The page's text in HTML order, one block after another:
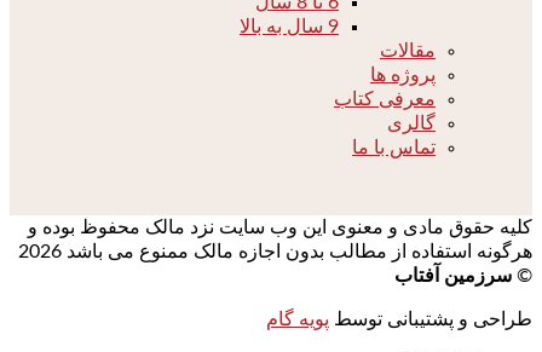
9 سال به بالا
مقالات
پروژه ها
معرفی کتاب
گالری
تماس با ما
کلیه حقوق مادی و معنوی این وب سایت نزد مالک محفوظ بوده و
هرگونه استفاده از مطالب بدون اجازه مالک ممنوع می باشد 2026
© سرزمین آفتاب
طراحی و پشتیبانی توسط پویه گام